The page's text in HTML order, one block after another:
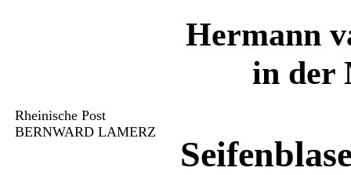
Rheinische Post
BERNWARD LAMERZ
Hermann
in der